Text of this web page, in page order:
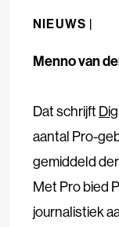
NIEUWS |
Menno van
Dat schrijft
aantal Pro-
gemiddeld
Met Pro bied
journalistiek